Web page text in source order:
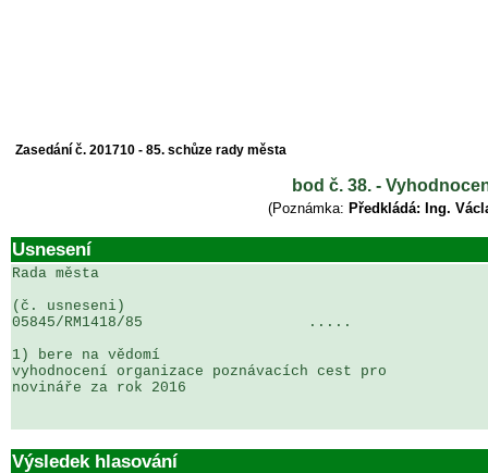
Zasedání č. 201710 - 85. schůze rady města
bod č. 38. -
(Poznámka: Předkládá: Ing.
Usnesení
Rada města
(č. usneseni)
05845/RM1418/85                   .....
1) bere na vědomí
vyhodnocení organizace poznávacích cest pro
novináře za rok 2016
Výsledek hlasování